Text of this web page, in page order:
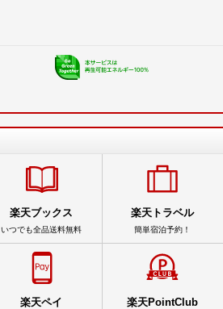
楽天ブックス
いつでも全品送料無料
楽天トラベル
簡単宿泊予約！
楽天ペイ 楽天PointClub